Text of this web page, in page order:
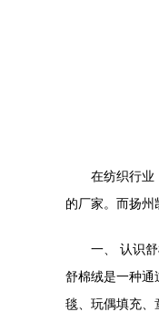
在纺织行业
的厂家。而扬州
一、 认识
舒棉绒是一种通
毯、玩偶填充、